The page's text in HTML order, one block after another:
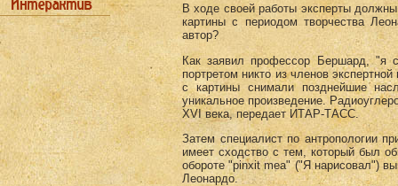
В ходе своей работы эксперты
картины с периодом творчества
автор?
Как заявил профессор Бершард, "я
портретом никто из членов
с картины снимали позднейшие
уникальное произведение.
ХVI века, передает ИТАР-ТАСС.
Затем специалист по антропологии
имеет сходство с тем, который был
обороте "pinxit mea" ("Я нарисовал")
Леонардо.